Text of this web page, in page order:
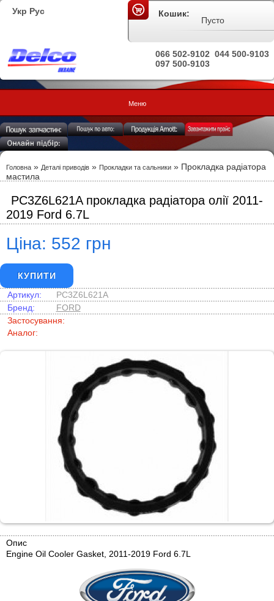
Укр Рус
044 500-9103
066 502-9102
097 500-9103
Кошик:
Пусто
Меню
Головна » Деталі приводів » Прокладки та сальники » Прокладка радіатора
мастила
PC3Z6L621A прокладка радіатора олії 2011-
2019 Ford 6.7L
Ціна: 552 грн
КУПИТИ
Артикул:
PC3Z6L621A
Бренд:
FORD
Застосування:
Аналог:
Опис
Engine Oil Cooler Gasket, 2011-2019 Ford 6.7L